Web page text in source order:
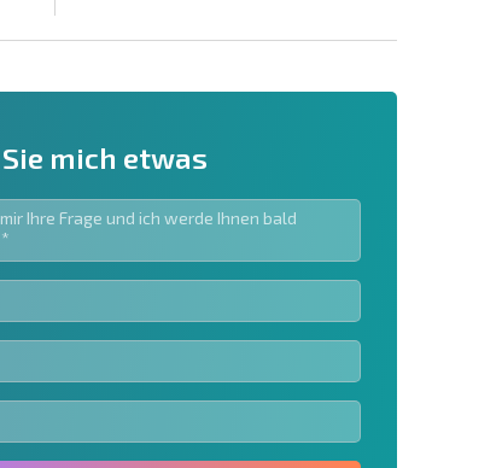
| Durch Anklicken des Buttons stimmen Sie der
Eine Nachricht schicken
mich etwas